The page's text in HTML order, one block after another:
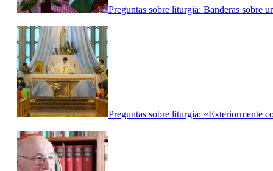
Preguntas sobre liturgia: Banderas sobre
Preguntas sobre liturgia: «Exteriormente